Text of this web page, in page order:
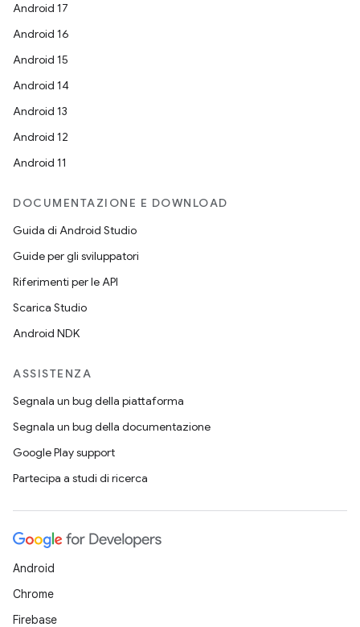
Android 17
Android 16
Android 15
Android 14
Android 13
Android 12
Android 11
DOCUMENTAZIONE E DOWNLOAD
Guida di Android Studio
Guide per gli sviluppatori
Riferimenti per le API
Scarica Studio
Android NDK
ASSISTENZA
Segnala un bug della piattaforma
Segnala un bug della documentazione
Google Play support
Partecipa a studi di ricerca
Android
Chrome
Firebase